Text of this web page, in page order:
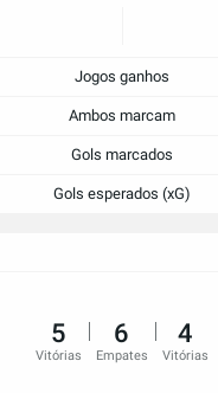
Jogos ganhos
Ambos marcam
Gols marcados
Gols esperados (xG)
5
Vitórias
6
Empates
4
Vitórias